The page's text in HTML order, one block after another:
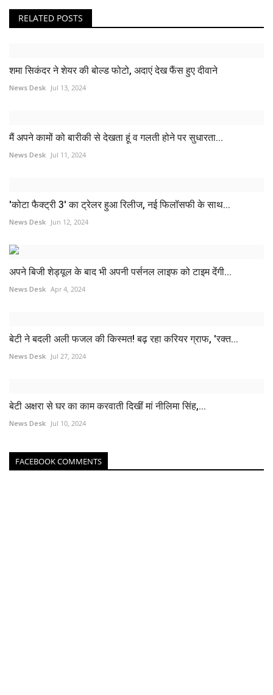
RELATED POSTS
शमा सिकंदर ने शेयर की बोल्ड फोटो, अदाएं देख फैंस हुए दीवाने
News Desk Jul 13, 2024
मैं अपने कामों को बारीकी से देखता हूं व गलती होने पर सुधारता...
News Desk Jul 11, 2024
'कोटा फैक्ट्री 3' का ट्रेलर हुआ रिलीज, नई फिलॉसफी के साथ...
News Desk Jun 12, 2024
अपने बिजी शेड्यूल के बाद भी अपनी पर्सनल लाइफ को टाइम देंंगी...
News Desk Apr 4, 2024
बेटी ने बदली अली फजल की किस्मत! बढ़ रहा करियर ग्राफ, 'रक्त...
News Desk Jul 27, 2024
बेटी अक्षरा से घर का काम करवाती दिखीं मां नीलिमा सिंह,...
News Desk Jul 10, 2024
FACEBOOK COMMENTS